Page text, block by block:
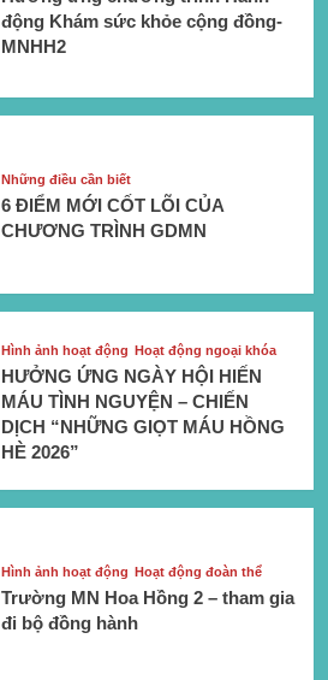
động Khám sức khỏe cộng đồng-
MNHH2
Những điều cần biết
6 ĐIỂM MỚI CỐT LÕI CỦA
CHƯƠNG TRÌNH GDMN
Hình ảnh hoạt động Hoạt động ngoại khóa
HƯỞNG ỨNG NGÀY HỘI HIẾN
MÁU TÌNH NGUYỆN – CHIẾN
DỊCH “NHỮNG GIỌT MÁU HỒNG
HÈ 2026”
Hình ảnh hoạt động Hoạt động đoàn thể
Trường MN Hoa Hồng 2 – tham gia
đi bộ đồng hành